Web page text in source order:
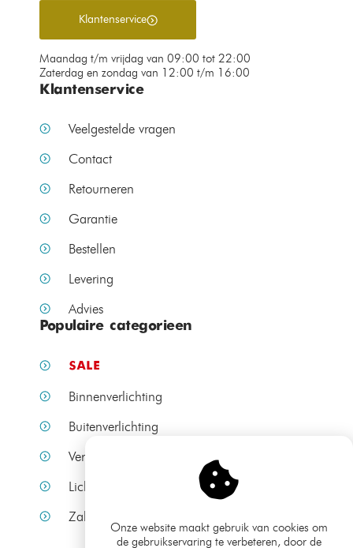
Klantenservice
Maandag t/m vrijdag van 09:00 tot 22:00
Zaterdag en zondag van 12:00 t/m 16:00
Klantenservice
Veelgestelde vragen
Contact
Retourneren
Garantie
Bestellen
Levering
Advies
Populaire categorieen
SALE
Binnenverlichting
Buitenverlichting
Verlichting per ruimte
Lichtbronnen
Zakelijke verlichting
Onze website maakt gebruik van cookies om
de gebruikservaring te verbeteren, door de